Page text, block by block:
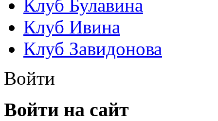
Клуб Булавина
Клуб Ивина
Клуб Завидонова
Войти
Войти на сайт